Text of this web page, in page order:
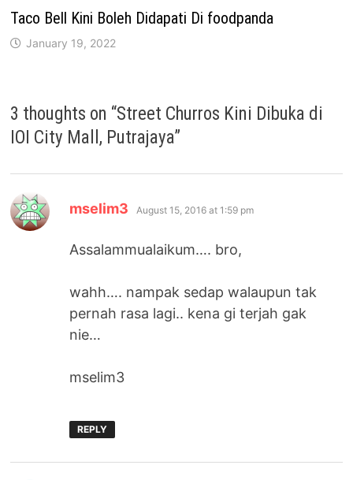
Taco Bell Kini Boleh Didapati Di foodpanda
January 19, 2022
3 thoughts on “Street Churros Kini Dibuka di
IOI City Mall, Putrajaya”
mselim3 says:
August 15, 2016 at 1:59 pm
Assalammualaikum…. bro,
wahh…. nampak sedap walaupun tak
pernah rasa lagi.. kena gi terjah gak
nie…
mselim3
REPLY